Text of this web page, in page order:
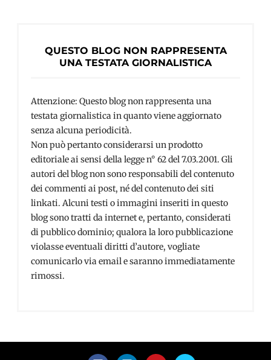
QUESTO BLOG NON RAPPRESENTA
UNA TESTATA GIORNALISTICA
Attenzione: Questo blog non rappresenta una
testata giornalistica in quanto viene aggiornato
senza alcuna periodicità.
Non può pertanto considerarsi un prodotto
editoriale ai sensi della legge n° 62 del 7.03.2001. Gli
autori del blog non sono responsabili del contenuto
dei commenti ai post, né del contenuto dei siti
linkati. Alcuni testi o immagini inseriti in questo
blog sono tratti da internet e, pertanto, considerati
di pubblico dominio; qualora la loro pubblicazione
violasse eventuali diritti d’autore, vogliate
comunicarlo via email e saranno immediatamente
rimossi.